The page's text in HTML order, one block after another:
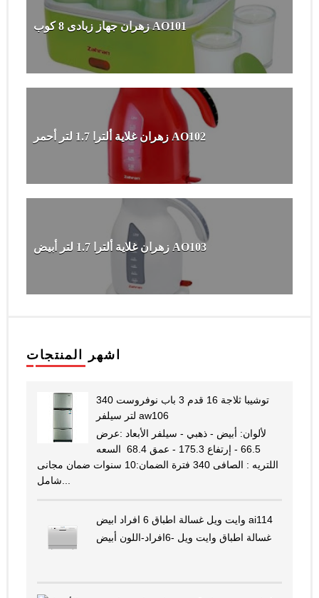
زهران جهاز زبادى 8 كوب AO101
زهران غلاية ألترا 1.7 لتر أحمر AO102
زهران غلاية ألترا 1.7 لتر أبيض AO103
اشهر المنتجات
توشيبا ثلاجة 16 قدم 3 باب نوفروست 340
لتر سيلفر aw106
لألوان: أبيض - ذهبي - سيلفر الأبعاد :عرض
66.5 - إرتفاع 175.3 - عمق 68.4 السعه
اللتريه : الصافى 340 فترة الضمان:10 سنوات ضمان مجانى
وايت ويل غسالة اطباق 6 افراد ابيض ai114
غسالة اطباق وايت ويل -6افراد-اللون أبيض